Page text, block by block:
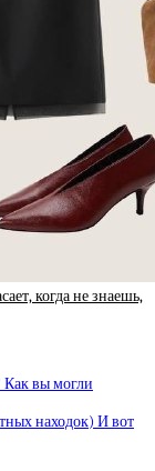
когда не знаешь,
Как вы могли
находок) И вот